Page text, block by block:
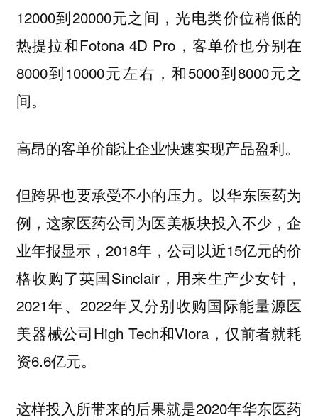
12000到20000元之间，光电类价位稍低的
热提拉和Fotona 4D Pro，客单价也分别在
8000到10000元左右，和5000到8000元之
间。
高昂的客单价能让企业快速实现产品盈利。
但跨界也要承受不小的压力。以华东医药为
例，这家医药公司为医美板块投入不少，企
业年报显示，2018年，公司以近15亿元的价
格收购了英国Sinclair，用来生产少女针，
2021年、2022年又分别收购国际能量源医
美器械公司High Tech和Viora，仅前者就耗
资6.6亿元。
这样投入所带来的后果就是2020年华东医药